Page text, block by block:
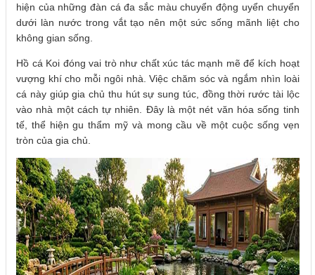
hiện của những đàn cá đa sắc màu chuyển động uyển chuyển
dưới làn nước trong vắt tạo nên một sức sống mãnh liệt cho
không gian sống.
Hồ cá Koi đóng vai trò như chất xúc tác mạnh mẽ để kích hoạt
vượng khí cho mỗi ngôi nhà. Việc chăm sóc và ngắm nhìn loài
cá này giúp gia chủ thu hút sự sung túc, đồng thời rước tài lộc
vào nhà một cách tự nhiên. Đây là một nét văn hóa sống tinh
tế, thể hiện gu thẩm mỹ và mong cầu về một cuộc sống vẹn
tròn của gia chủ.